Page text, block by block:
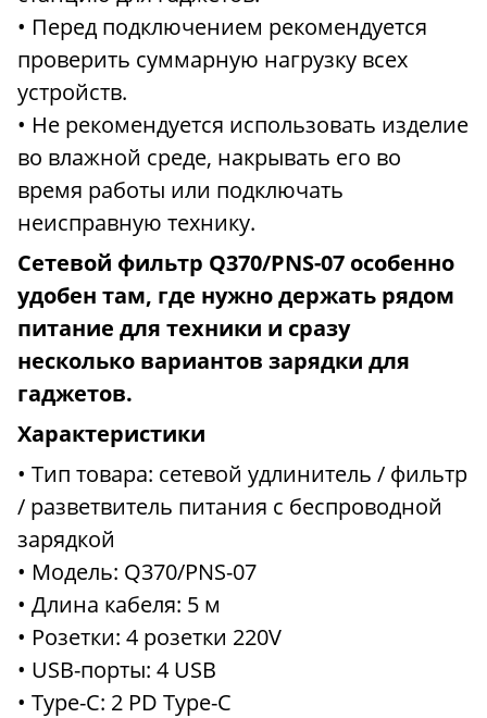
• Перед подключением рекомендуется
проверить суммарную нагрузку всех
устройств.
• Не рекомендуется использовать изделие
во влажной среде, накрывать его во
время работы или подключать
неисправную технику.
Сетевой фильтр Q370/PNS-07 особенно
удобен там, где нужно держать рядом
питание для техники и сразу
несколько вариантов зарядки для
гаджетов.
Характеристики
• Тип товара: сетевой удлинитель / фильтр
/ разветвитель питания с беспроводной
зарядкой
• Модель: Q370/PNS-07
• Длина кабеля: 5 м
• Розетки: 4 розетки 220V
• USB-порты: 4 USB
• Type-C: 2 PD Type-C